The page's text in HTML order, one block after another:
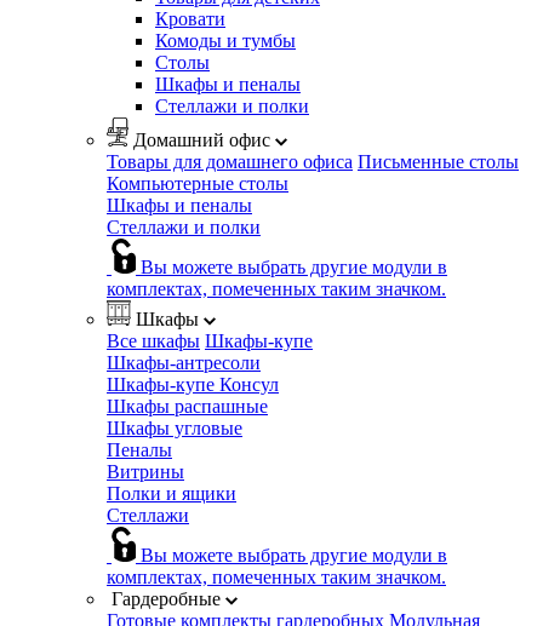
Кровати
Комоды и тумбы
Столы
Шкафы и пеналы
Стеллажи и полки
Домашний офис
Товары для домашнего офиса Письменные столы
Компьютерные столы
Шкафы и пеналы
Стеллажи и полки
Вы можете выбрать другие модули в
комплектах, помеченных таким значком.
Шкафы
Все шкафы Шкафы-купе
Шкафы-антресоли
Шкафы-купе Консул
Шкафы распашные
Шкафы угловые
Пеналы
Витрины
Полки и ящики
Стеллажи
Вы можете выбрать другие модули в
комплектах, помеченных таким значком.
Гардеробные
Готовые комплекты гардеробных Модульная